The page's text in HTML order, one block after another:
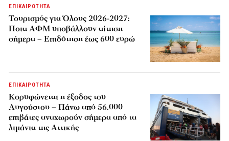
ΕΠΙΚΑΙΡΟΤΗΤΑ
Τουρισμός για Όλους 2026-2027:
Ποια ΑΦΜ υποβάλλουν αίτηση
σήμερα – Επιδότηση έως 600 ευρώ
ΕΠΙΚΑΙΡΟΤΗΤΑ
Κορυφώνεται η έξοδος του
Αυγούστου – Πάνω από 56.000
επιβάτες αναχωρούν σήμερα από τα
λιμάνια της Αττικής